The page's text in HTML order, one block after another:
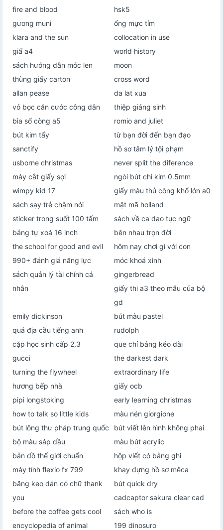
fire and blood
hsk5
gương muni
ống mực tím
klara and the sun
collocation in use
giấ a4
world history
sách hướng dẫn móc len
moon
thùng giấy carton
cross word
allan pease
da lat xua
vỏ bọc căn cước công dân
thiệp giáng sinh
bìa sổ còng a5
romio and juliet
bút kim tẩy
từ bạn đời đến bạn đạo
sanctify
hồ sơ tâm lý tội phạm
usborne christmas
never split the diference
máy cắt giấy sợi
ngòi bút chì kim 0.5mm
wimpy kid 17
giấy màu thủ công khổ lớn a0
sách sạy trẻ chậm nói
mật mã holland
sticker trong suốt 100 tấm
sách về ca dao tục ngữ
bảng tự xoá 16 inch
bên nhau trọn đời
the school for good and evil
hôm nay chơi gì với con
990+ đánh giá năng lực
móc khoá xinh
sách quản lý tài chính cá
nhân
gingerbread
giấy thi a3 theo mẫu của bộ
gd
emily dickinson
bút màu pastel
quả địa cầu tiếng anh
rudolph
cặp học sinh cấp 2,3
que chỉ bảng kéo dài
gucci
the darkest dark
turning the flywheel
extraordinary life
hương bếp nhà
giấy ocb
pipi longstoking
early learning christmas
how to talk so little kids
màu nén giorgione
bút lông thư pháp trung quốc
bút viết lên hình không phai
bộ màu sáp dầu
màu bút acrylic
bản đồ thế giới chuẩn
hộp viết có bảng ghi
máy tính flexio fx 799
khay đựng hồ sơ mêca
băng keo dán có chữ thank
you
bút quick dry
cadcaptor sakura clear cad
before the coffee gets cool
sách who is
encyclopedia of animal
199 dinosuro